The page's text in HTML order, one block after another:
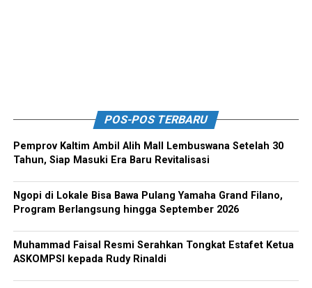
POS-POS TERBARU
Pemprov Kaltim Ambil Alih Mall Lembuswana Setelah 30
Tahun, Siap Masuki Era Baru Revitalisasi
Ngopi di Lokale Bisa Bawa Pulang Yamaha Grand Filano,
Program Berlangsung hingga September 2026
Muhammad Faisal Resmi Serahkan Tongkat Estafet Ketua
ASKOMPSI kepada Rudy Rinaldi